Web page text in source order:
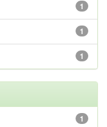
1
1
1
1